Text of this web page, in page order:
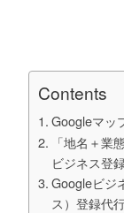
Contents
Googleマッ
「地名＋業
ビジネス登
Googleビジ
ス）登録代